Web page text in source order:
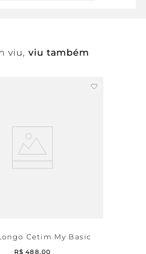
viu, viu também
Cetim My Basic
R$ 488,00